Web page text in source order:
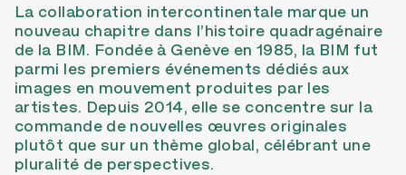
La collaboration intercontinentale marque un
nouveau chapitre dans l’histoire quadragénaire
de la BIM. Fondée à Genève en 1985, la BIM fut
parmi les premiers événements dédiés aux
images en mouvement produites par les
artistes. Depuis 2014, elle se concentre sur la
commande de nouvelles œuvres originales
plutôt que sur un thème global, célébrant une
pluralité de perspectives.